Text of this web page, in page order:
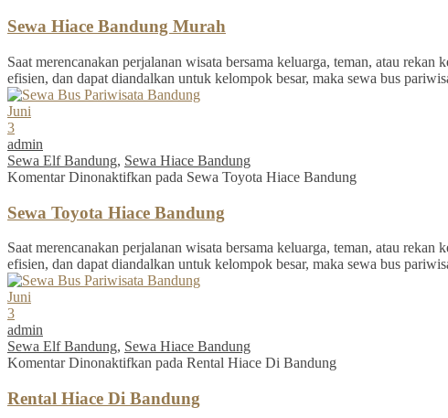
Sewa Hiace Bandung Murah
Saat merencanakan perjalanan wisata bersama keluarga, teman, atau
efisien, dan dapat diandalkan untuk kelompok besar, maka sewa bus
Juni
3
admin
Sewa Elf Bandung, Sewa Hiace Bandung
Komentar Dinonaktifkan pada Sewa Toyota Hiace Bandung
Sewa Toyota Hiace Bandung
Saat merencanakan perjalanan wisata bersama keluarga, teman, atau
efisien, dan dapat diandalkan untuk kelompok besar, maka sewa bus
Juni
3
admin
Sewa Elf Bandung, Sewa Hiace Bandung
Komentar Dinonaktifkan pada Rental Hiace Di Bandung
Rental Hiace Di Bandung